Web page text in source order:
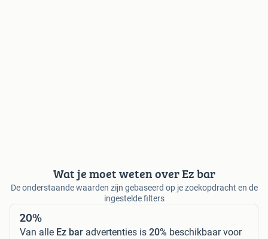
Wat je moet weten over Ez bar
De onderstaande waarden zijn gebaseerd op je zoekopdracht en de
ingestelde filters
20%
Van alle Ez bar advertenties is 20% beschikbaar voor